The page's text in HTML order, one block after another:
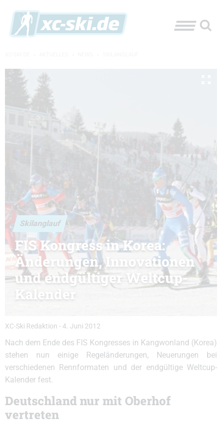
Skilanglauf
FIS Kongress in Korea:
Änderungen, Innovationen
und endgültiger Weltcup-
Kalender
XC-Ski Redaktion -4. Juni 2012
Nach dem Ende des FIS Kongresses in Kangwonland (Korea)
stehen nun einige Regeländerungen, Neuerungen bei
verschiedenen Rennformaten und der endgültige Weltcup-
Kalender fest.
Deutschland nur mit Oberhof
vertreten